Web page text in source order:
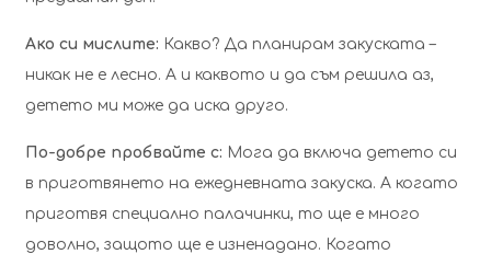
Ако си мислите: Какво? Да планирам закуската –
никак не е лесно. А и каквото и да съм решила аз,
детето ми може да иска друго.
По-добре пробвайте с: Мога да включа детето си
в приготвянето на ежедневната закуска. А когато
приготвя специално палачинки, то ще е много
доволно, защото ще е изненадано. Когато